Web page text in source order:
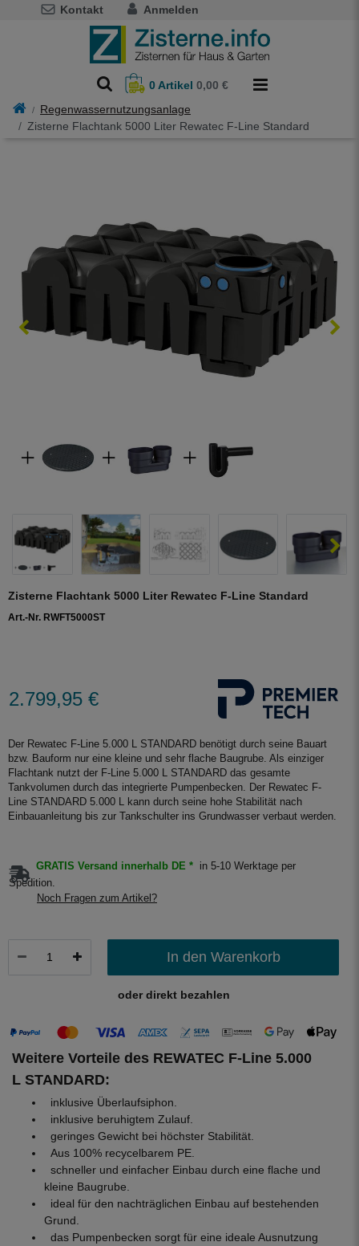
Kontakt Anmelden
0Artikel 0,00 €
Regenwassernutzungsanlage
Zisterne Flachtank 5000 Liter Rewatec F-Line Standard
Zisterne Flachtank 5000 Liter Rewatec F-Line Standard
Art.-Nr. RWFT5000ST
2.799,95 €
Der Rewatec F-Line 5.000 L STANDARD benötigt durch seine Bauart
bzw. Bauform nur eine kleine und sehr flache Baugrube. Als einziger
Flachtank nutzt der F-Line 5.000 L STANDARD das gesamte
Tankvolumen durch das integrierte Pumpenbecken. Der Rewatec F-
Line STANDARD 5.000 L kann durch seine hohe Stabilität nach
Einbauanleitung bis zur Tankschulter ins Grundwasser verbaut werden.
GRATIS Versand innerhalb DE *
in 5-10 Werktage per
Spedition.
Noch Fragen zum Artikel?
In den Warenkorb
oder direkt bezahlen
Weitere Vorteile des REWATEC F-Line 5.000
L STANDARD:
inklusive Überlaufsiphon.
inklusive beruhigtem Zulauf.
geringes Gewicht bei höchster Stabilität.
Aus 100% recycelbarem PE.
schneller und einfacher Einbau durch eine flache und
kleine Baugrube.
ideal für den nachträglichen Einbau auf bestehenden
Grund.
das Pumpenbecken sorgt für eine ideale Ausnutzung